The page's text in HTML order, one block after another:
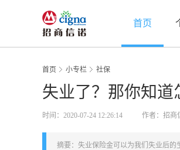
首页
首页 小专栏 社保
失业了？那你知道
时间：2020-07-24 12:26:14 作者：招商
摘要：失业保险金可以为我们失业后